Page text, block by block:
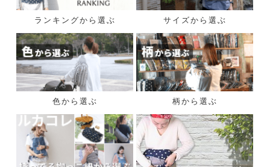
ランキングから選ぶ サイズから選ぶ
色から選ぶ 柄から選ぶ